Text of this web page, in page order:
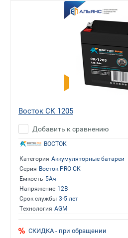
Восток СК 1205
Добавить к сравнению
ВОСТОК
Категория Аккумуляторные батареи
Серия Восток PRO СК
Емкость 5Ач
Напряжение 12В
Срок службы 3-5 лет
Технология AGM
СКИДКА - при обращении